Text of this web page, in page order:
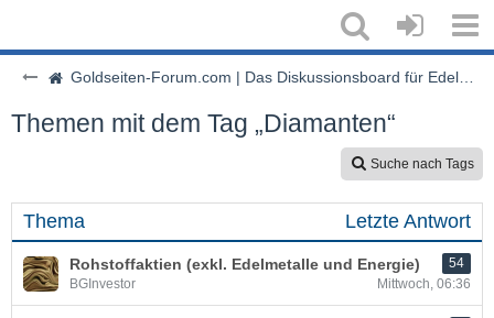
Goldseiten-Forum.com | Das Diskussionsboard für Edelmetalle & Rohstoffe
Themen mit dem Tag „Diamanten“
Suche nach Tags
Thema Letzte Antwort
Rohstoffaktien (exkl. Edelmetalle und Energie)
54
BGInvestor
Mittwoch, 06:36